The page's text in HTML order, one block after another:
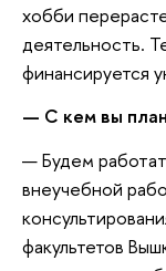
хобби
деятельность.
финансируется
— С кем вы
— Будем
внеучебной
факультетов